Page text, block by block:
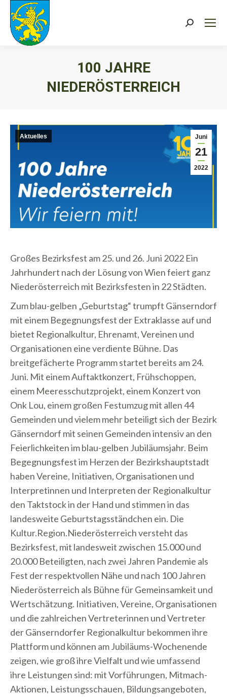
Search:
100 JAHRE
NIEDERÖSTERREICH
Juni
21
2022
Aktuelles
Großes Bezirksfest am 25. und 26. Juni 2022 Ein
Jahrhundert nach der Lösung von Wien feiert ganz
Niederösterreich mit Bezirksfesten in 22 Städten.
Zum blau-gelben „Geburtstag“ trumpft Gänserndorf
mit einem Begegnungsfest der Extraklasse auf und
bietet Regionalkultur, Ehrenamt, Vereinen und
Organisationen eine verdiente Bühne. Das
breitgefächerte Programm startet bereits am 24.
Juni. Mit einem Auftaktkonzert, Frühschoppen,
einem Meeresschutzprojekt, einem Konzert von
Onk Lou, einem großen Festumzug mit allen 44
Gemeinden und vielem mehr beteiligt sich der Bezirk
Gänserndorf mit seinen Gemeinden intensiv an den
Feierlichkeiten im blau-gelben Jubiläumsjahr. Beim
Begegnungsfest im Herzen der Bezirkshauptstadt
haben Vereine, Initiativen, Organisationen und
Interpretinnen und Interpreten der Regionalkultur
den Taktstock in der Hand und stimmen in das
landesweite Geburtstagsständchen ein. Die
Kultur.Region.Niederösterreich versteht das
Bezirksfest, mit landesweit zwischen 15.000 und
20.000 Beteiligten, nach zwei Jahren Pandemie als
Fest der respektvollen Nähe und nach 100 Jahren
Niederösterreich als Bühne für Gemeinsamkeit und
Wertschätzung. Initiativen, Vereine, Organisationen
und die zahlreichen Vertreterinnen und Vertreter
der Gänserndorfer Regionalkultur bekommen ihre
Plattform und können am Jubiläums-Wochenende
zeigen, wie groß ihre Vielfalt und wie umfassend
ihre Leistungen sind: mit Vorführungen, Mitmach-
Aktionen, Leistungsschauen, Bildungsangeboten,